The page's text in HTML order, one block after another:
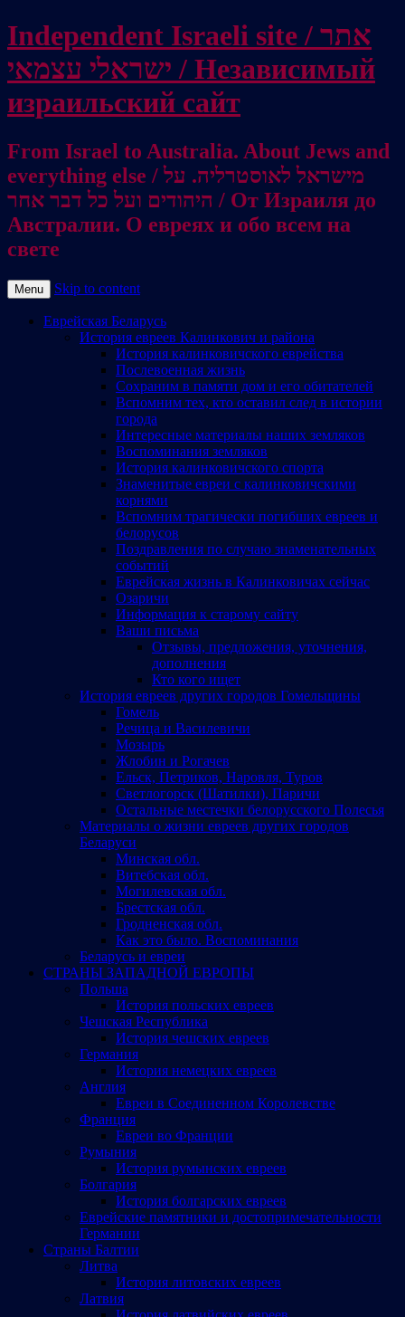
Independent Israeli site / אתר
ישראלי עצמאי / Независимый
израильский сайт
From Israel to Australia. About Jews and
everything else / מישראל לאוסטרליה. על
היהודים ועל כל דבר אחר / От Израиля до
Австралии. О евреях и обо всем на
свете
Menu Skip to content
Еврейская Беларусь
История евреев Калинкович и района
История калинковичского еврейства
Послевоенная жизнь
Сохраним в памяти дом и его обитателей
Вспомним тех, кто оставил след в истории
города
Интересные материалы наших земляков
Воспоминания земляков
История калинковичского спорта
Знаменитые евреи с калинковичскими
корнями
Вспомним трагически погибших евреев и
белорусов
Поздравления по случаю знаменательных
событий
Еврейская жизнь в Калинковичах сейчас
Озаричи
Информация к старому сайту
Ваши письма
Отзывы, предложения, уточнения,
дополнения
Кто кого ищет
История евреев других городов Гомельщины
Гомель
Речица и Василевичи
Мозырь
Жлобин и Рогачев
Ельск, Петриков, Наровля, Туров
Светлогорск (Шатилки), Паричи
Остальные местечки белорусского Полесья
Материалы о жизни евреев других городов
Беларуси
Минская обл.
Витебская обл.
Могилевская обл.
Брестская обл.
Гродненская обл.
Как это было. Воспоминания
Беларусь и евреи
СТРАНЫ ЗАПАДНОЙ ЕВРОПЫ
Польша
История польских евреев
Чешская Республика
История чешских евреев
Германия
История немецких евреев
Англия
Евреи в Соединенном Королевстве
Франция
Евреи во Франции
Румыния
История румынских евреев
Болгария
История болгарских евреев
Еврейские памятники и достопримечательности
Германии
Страны Балтии
Литва
История литовских евреев
Латвия